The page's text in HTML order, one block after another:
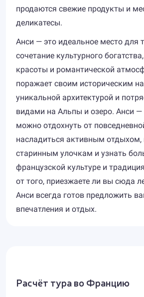
продаются свежие продукты и
деликатесы.
Анси — это идеальное место для
сочетание культурного
красоты и романтической
поражает своим историческим
уникальной архитектурой и
видами на Альпы и озеро. Анси —
можно отдохнуть от
насладиться активным отдыхом,
старинным улочкам и узнать
французской культуре и
от того, приезжаете ли вы сюда
Анси всегда готов предложить
впечатления и отдых.
Расчёт тура во Францию